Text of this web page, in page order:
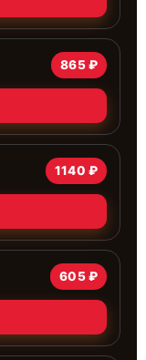
865 ₽
1140 ₽
605 ₽